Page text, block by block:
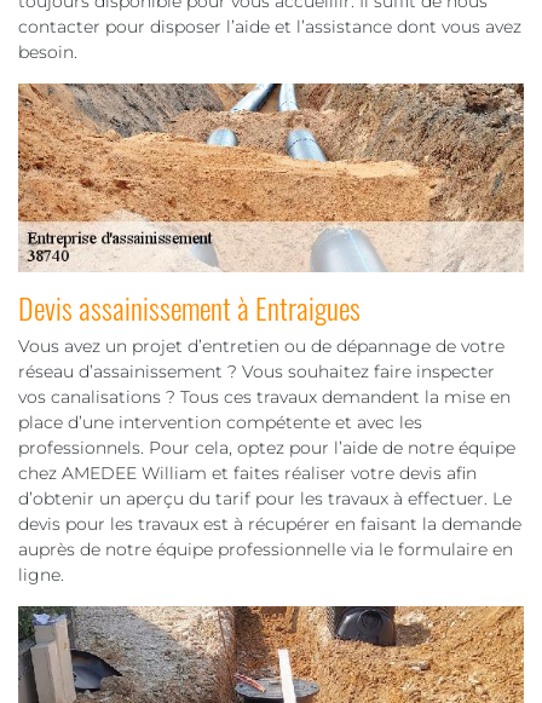
contacter pour disposer l’aide et l’assistance dont vous avez
besoin.
Devis assainissement à Entraigues
Vous avez un projet d’entretien ou de dépannage de votre
réseau d’assainissement ? Vous souhaitez faire inspecter
vos canalisations ? Tous ces travaux demandent la mise en
place d’une intervention compétente et avec les
professionnels. Pour cela, optez pour l’aide de notre équipe
chez AMEDEE William et faites réaliser votre devis afin
d’obtenir un aperçu du tarif pour les travaux à effectuer. Le
devis pour les travaux est à récupérer en faisant la demande
auprès de notre équipe professionnelle via le formulaire en
ligne.